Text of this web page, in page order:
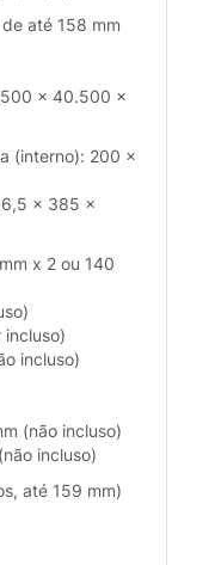
até 158 mm
x 40.500 x
(interno): 200 x
x 385 x
x 2 ou 140
incluso)
incluso)
(não incluso)
incluso)
até 159 mm)